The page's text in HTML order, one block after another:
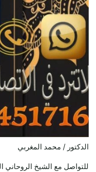
الدكتور / محمد المغربي
للتواصل مع الشيخ الروحاني